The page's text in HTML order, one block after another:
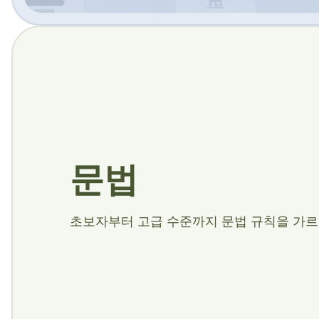
문법
초보자부터 고급 수준까지 문법 규칙을 가